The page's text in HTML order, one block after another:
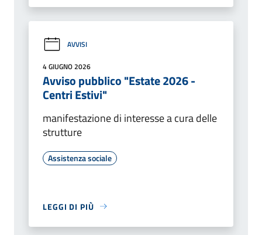
AVVISI
4 GIUGNO 2026
Avviso pubblico "Estate 2026 -
Centri Estivi"
manifestazione di interesse a cura delle
strutture
Assistenza sociale
LEGGI DI PIÙ